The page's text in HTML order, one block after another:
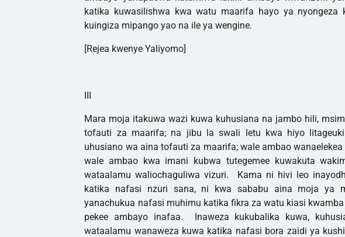
katika kuwasilishwa kwa watu maarifa hayo ya nyongeza
kuingiza mipango yao na ile ya wengine.
[Rejea kwenye Yaliyomo]
III
Mara moja itakuwa wazi kuwa kuhusiana na jambo hili,
tofauti za maarifa; na jibu la swali letu kwa hiyo
uhusiano wa aina tofauti za maarifa; wale ambao
wale ambao kwa imani kubwa tutegemee kuwakuta
wataalamu waliochaguliwa vizuri. Kama ni hivi leo
katika nafasi nzuri sana, ni kwa sababu aina moja ya
yanachukua nafasi muhimu katika fikra za watu kiasi
pekee ambayo inafaa. Inaweza kukubalika kuwa,
wataalamu wanaweza kuwa katika nafasi bora zaidi ya